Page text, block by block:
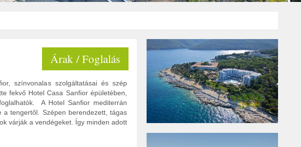
Árak / Foglalás
színvonalas szolgáltatásai és szép
fekvő Hotel Casa Sanfior épületében,
A Hotel Sanfior mediterrán
tengertől. Szépen berendezett, tágas
várják a vendégeket. Így minden adott